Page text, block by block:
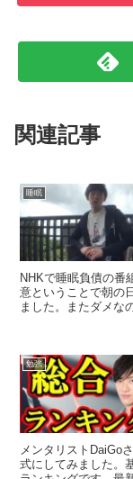
関連記事
睡眠
NHKで睡眠負債の番
意ということで朝の
ました。またダメな
勉強
メンタリストDaiGo
式にしてみました。